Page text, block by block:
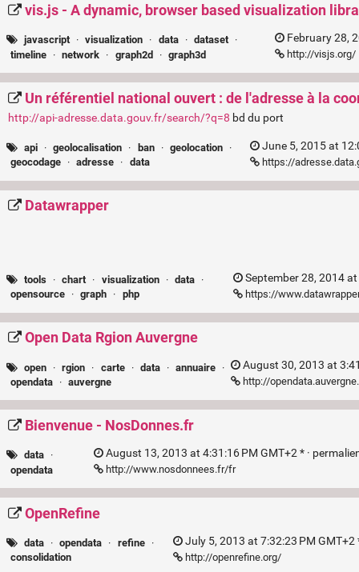
vis.js - A dynamic, browser based visualization
javascript · visualization · data · dataset
·
timeline · network · graph2d · graph3d
February 28,
http://visjs.org/
Un référentiel national ouvert : de l'adresse à la
http://api-adresse.data.gouv.fr/search/?q=8 bd du port
api · geolocalisation · ban · geolocation
·
geocodage · adresse · data
June 5, 2015 at
https://
Datawrapper
tools · chart · visualization · data
·
opensource · graph · php
September 28, 2014
https://
Open Data Rgion Auvergne
open · rgion · carte · data · annuaire
·
opendata · auvergne
August 30, 2013 at
http://
Bienvenue - NosDonnes.fr
data ·
opendata
August 13, 2013 at 4:31:16 PM GMT+2 * ·
http://www.nosdonnees.fr/fr
OpenRefine
data · opendata · refine
·
consolidation
July 5, 2013 at 7:32:23 PM GMT+2
http://openrefine.org/